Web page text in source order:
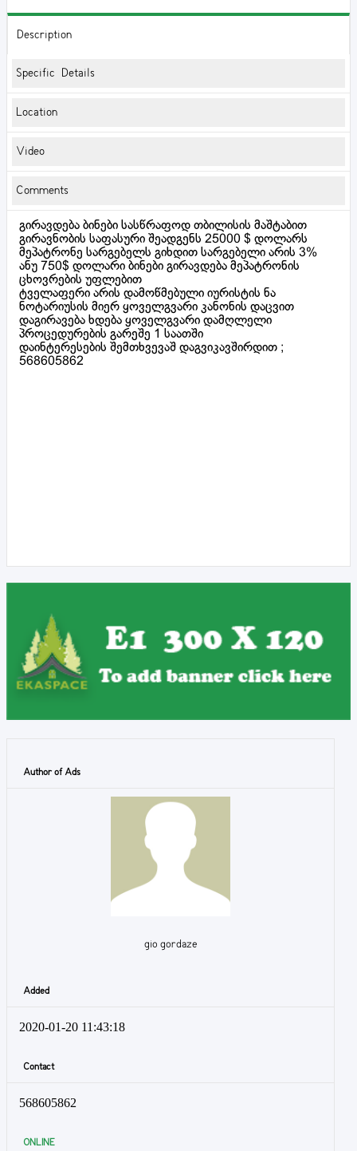
Description
Specific Details
Location
Video
Comments
გირავდება ბინები სასწრაფოდ თბილისის მაშტაბით
გირავნობის საფასური შეადგენს 25000 $ დოლარს
მეპატრონე სარგებელს გიხდით სარგებელი არის 3%
ანუ 750$ დოლარი ბინები გირავდება მეპატრონის
ცხოვრების უფლებით
ტველაფერი არის დამოწმებული იურისტის ნა
ნოტარიუსის მიერ ყოველგვარი კანონის დაცვით
დაგირავება ხდება ყოველგვარი დამღლელი
პროცედურების გარეშე 1 საათში
დაინტერესების შემთხვევაშ დაგვიკავშირდით ;
568605862
Author of Ads
gio gordaze
Added
2020-01-20 11:43:18
Contact
568605862
ONLINE